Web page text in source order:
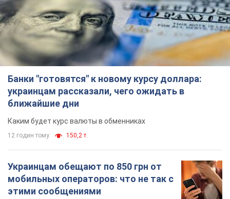
Банки "готовятся" к новому курсу доллара:
украинцам рассказали, чего ожидать в
ближайшие дни
Каким будет курс валюты в обменниках
12 годин тому 150,2 т.
Украинцам обещают по 850 грн от
мобильных операторов: что не так с
этими сообщениями